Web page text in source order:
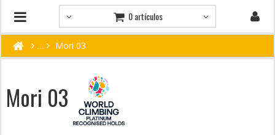
0 artículos
Mori 03
Mori 03